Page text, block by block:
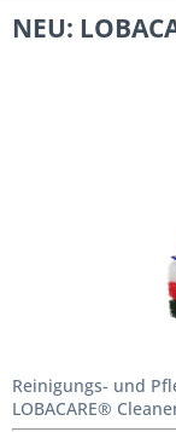
NEU:
Reinigungs- und
LOBACARE®